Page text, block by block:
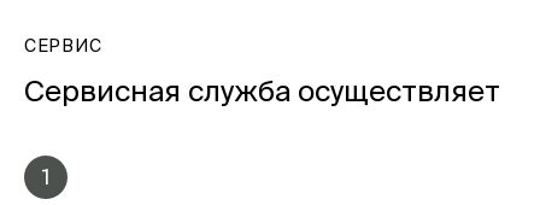
СЕРВИС
Сервисная служба осуществляет
1